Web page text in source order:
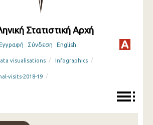
Στατιστική Αρχή
Σύνδεση English
visualisations / Infographics /
visits-2018-19 /